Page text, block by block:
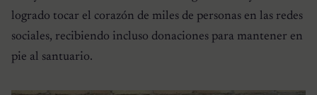
logrado tocar el corazón de miles de personas en las redes
sociales, recibiendo incluso donaciones para mantener en
pie al santuario.